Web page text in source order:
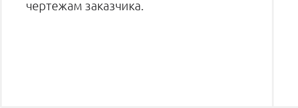
чертежам заказчика.